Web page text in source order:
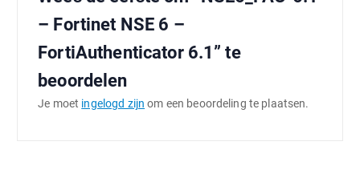
– Fortinet NSE 6 –
FortiAuthenticator 6.1” te
beoordelen
Je moet ingelogd zijn om een beoordeling te plaatsen.